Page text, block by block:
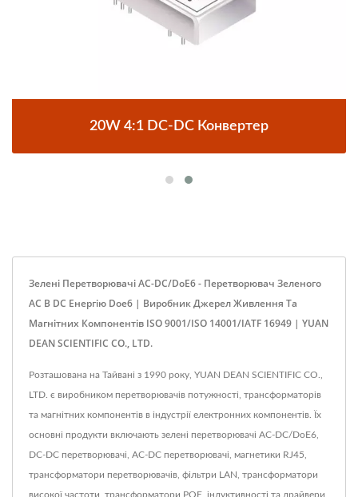
20W 4:1 DC-DC Конвертер
Зелені Перетворювачі AC-DC/DoE6 - Перетворювач Зеленого
AC В DC Енергію Doe6 | Виробник Джерел Живлення Та
Магнітних Компонентів ISO 9001/ISO 14001/IATF 16949 | YUAN
DEAN SCIENTIFIC CO., LTD.
Розташована на Тайвані з 1990 року, YUAN DEAN SCIENTIFIC CO.,
LTD. є виробником перетворювачів потужності, трансформаторів
та магнітних компонентів в індустрії електронних компонентів. Їх
основні продукти включають зелені перетворювачі AC-DC/DoE6,
DC-DC перетворювачі, AC-DC перетворювачі, магнетики RJ45,
трансформатори перетворювачів, фільтри LAN, трансформатори
високої частоти, трансформатори POE, індуктивності та драйвери